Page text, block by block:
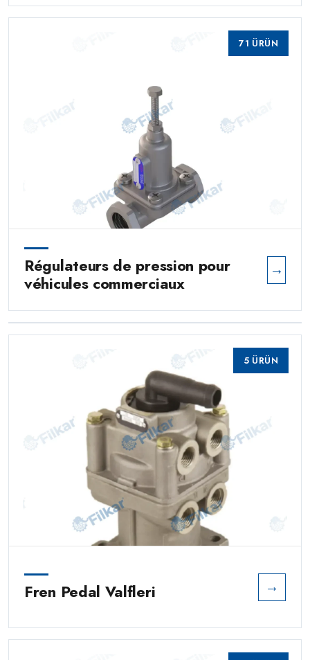
71 ÜRÜN
Régulateurs de pression pour
véhicules commerciaux
→
0 ÜRÜN
Muselières pour véhicules
commerciaux
→
5 ÜRÜN
Fren Pedal Valfleri →